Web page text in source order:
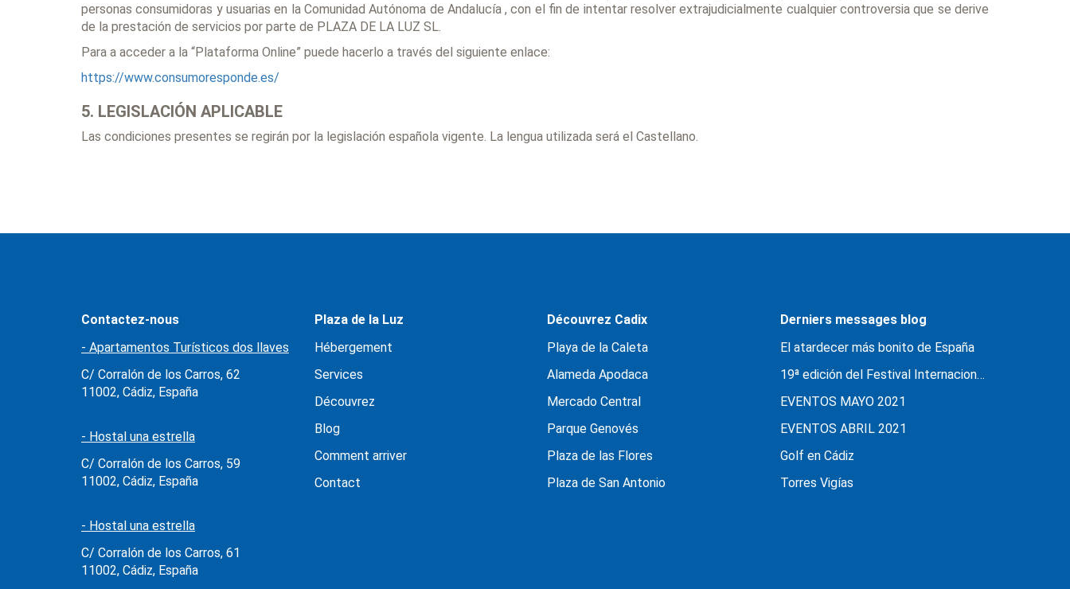
personas consumidoras y usuarias en la Comunidad Autónoma de Andalucía , con el fin de intentar resolver extrajudicialmente cualquier controversia que se derive
de la prestación de servicios por parte de PLAZA DE LA LUZ SL.
Para a acceder a la “Plataforma Online” puede hacerlo a través del siguiente enlace:
https://www.consumoresponde.es/
5. LEGISLACIÓN APLICABLE
Las condiciones presentes se regirán por la legislación española vigente. La lengua utilizada será el Castellano.
Contactez-nous
- Apartamentos Turísticos dos llaves
C/ Corralón de los Carros, 62
11002, Cádiz, España
- Hostal una estrella
C/ Corralón de los Carros, 59
11002, Cádiz, España
- Hostal una estrella
C/ Corralón de los Carros, 61
11002, Cádiz, España
Plaza de la Luz
Hébergement
Services
Découvrez
Blog
Comment arriver
Contact
Découvrez Cadix
Playa de la Caleta
Alameda Apodaca
Mercado Central
Parque Genovés
Plaza de las Flores
Plaza de San Antonio
Derniers messages blog
El atardecer más bonito de España
19ª edición del Festival Internacional ‘Cádiz en Danza’
EVENTOS MAYO 2021
EVENTOS ABRIL 2021
Golf en Cádiz
Torres Vigías